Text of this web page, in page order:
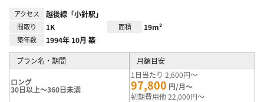
アクセス 越後線「小針駅」
間取り 1K 面積 19m²
築年数 1994年 10月 築
プラン名・期間 月額目安
ロング
30日以上～360日未満
1日当たり 2,600円～
97,800 円/月～
初期費用他 22,000円～